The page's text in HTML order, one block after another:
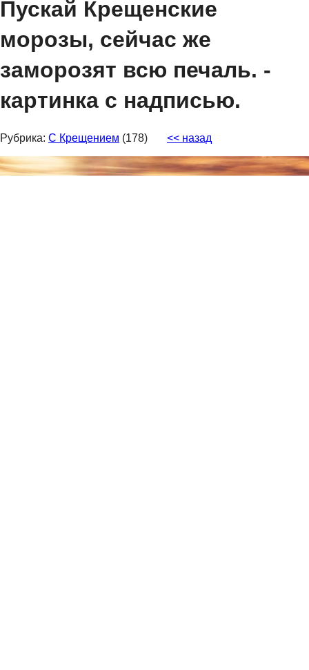
Пускай Крещенские
морозы, сейчас же
заморозят всю печаль. -
картинка с надписью.
Рубрика: С Крещением (178) << назад